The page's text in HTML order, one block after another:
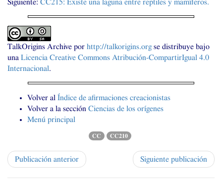
Siguiente: CC215: Existe una laguna entre reptiles y mamíferos.
TalkOrigins Archive por http://talkorigins.orgse distribuye bajo
una Licencia Creative Commons Atribución-CompartirIgual 4.0
Internacional.
Volver al Índice de afirmaciones creacionistas
Volver a la sección Ciencias de los orígenes
Menú principal
CC CC210
Publicación anterior Siguiente publicación